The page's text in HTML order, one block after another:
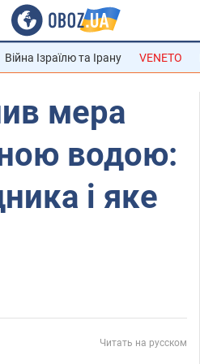
Війна Ізраїлю та Ірану VENETO
мера
водою:
і яке
Читать на русском